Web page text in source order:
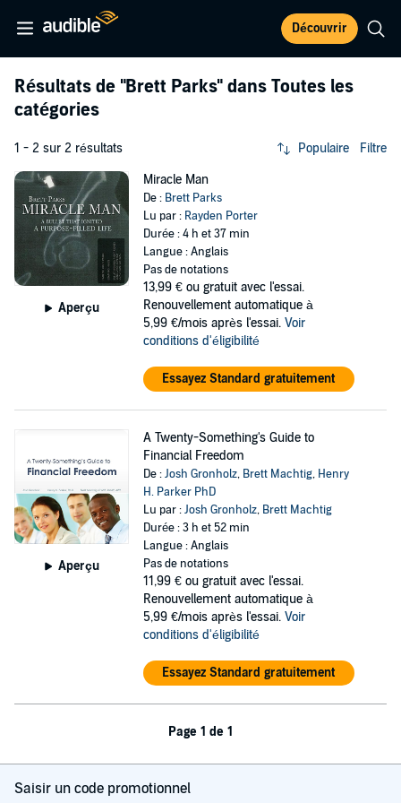
Découvrir
Résultats de "Brett Parks" dans Toutes les
catégories
1 - 2 sur 2 résultats Populaire Filtre
Aperçu
Miracle Man
De : Brett Parks
Lu par : Rayden Porter
Durée : 4 h et 37 min
Langue : Anglais
Pas de notations
13,99 € ou gratuit avec l'essai.
Renouvellement automatique à
5,99 €/mois après l'essai. Voir
conditions d'éligibilité
Essayez Standard gratuitement
Aperçu
A Twenty-Something's Guide to
Financial Freedom
De :Josh Gronholz, Brett Machtig, Henry
H. Parker PhD
Lu par :Josh Gronholz, Brett Machtig
Durée : 3 h et 52 min
Langue : Anglais
Pas de notations
11,99 € ou gratuit avec l'essai.
Renouvellement automatique à
5,99 €/mois après l'essai. Voir
conditions d'éligibilité
Essayez Standard gratuitement
Page 1 de 1
Saisir un code promotionnel